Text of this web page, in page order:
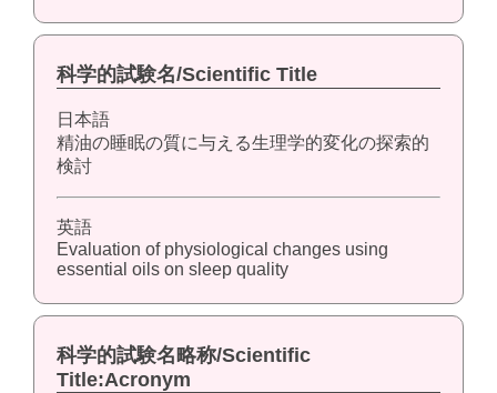
科学的試験名/Scientific Title
日本語
精油の睡眠の質に与える生理学的変化の探索的
検討
英語
Evaluation of physiological changes using
essential oils on sleep quality
科学的試験名略称/Scientific
Title:Acronym